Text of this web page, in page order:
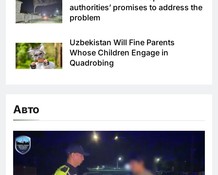
authorities’ promises to address the
problem
Uzbekistan Will Fine Parents
Whose Children Engage in
Quadrobing
Авто